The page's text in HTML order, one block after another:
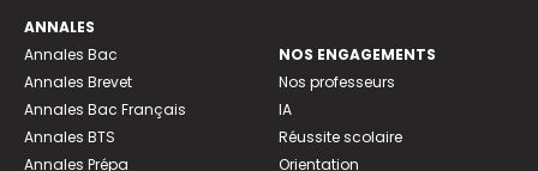
ANNALES
Annales Bac
Annales Brevet
Annales Bac Français
Annales BTS
Annales Prépa
NOS ENGAGEMENTS
Nos professeurs
IA
Réussite scolaire
Orientation